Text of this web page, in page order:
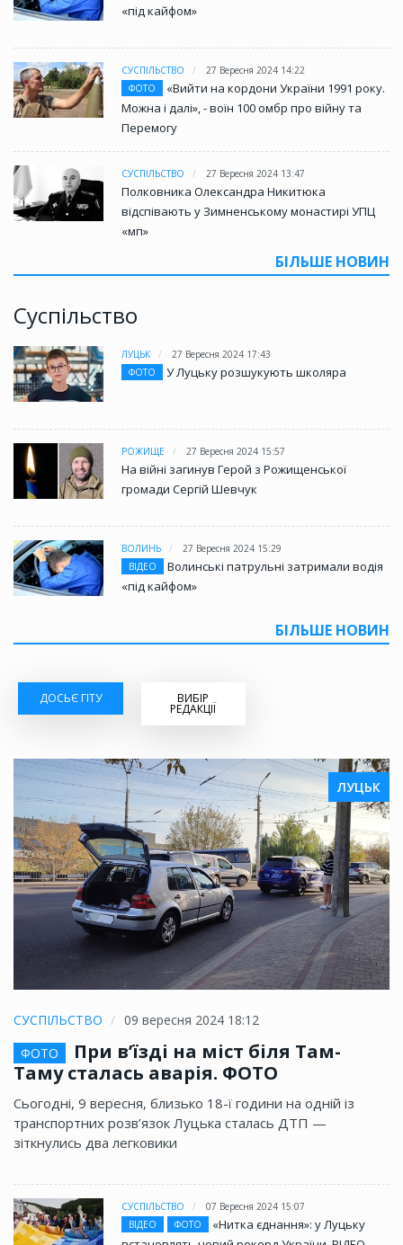
«під кайфом»
СУСПІЛЬСТВО
27 Вересня 2024 14:22
ФОТО
«Вийти на кордони України 1991 року.
Можна і далі», - воїн 100 омбр про війну та
Перемогу
СУСПІЛЬСТВО 27 Вересня 2024 13:47
Полковника Олександра Никитюка
відспівають у Зимненському монастирі УПЦ
«мп»
БІЛЬШЕ НОВИН
Суспільство
ЛУЦЬК
27 Вересня 2024 17:43
ФОТО
У Луцьку розшукують школяра
РОЖИЩЕ 27 Вересня 2024 15:57
На війні загинув Герой з Рожищенської
громади Сергій Шевчук
ВОЛИНЬ
27 Вересня 2024 15:29
ВІДЕО
Волинські патрульні затримали водія
«під кайфом»
БІЛЬШЕ НОВИН
ДОСЬЄ ГІТУ ВИБІР
РЕДАКЦІЇ
ЛУЦЬК
СУСПІЛЬСТВО
09 вересня 2024 18:12
ФОТО
При в’їзді на міст біля Там-
Таму сталась аварія. ФОТО
Сьогодні, 9 вересня, близько 18-ї години на одній із
транспортних розв’язок Луцька сталась ДТП —
зіткнулись два легковики
СУСПІЛЬСТВО
07 Вересня 2024 15:07
ВІДЕО
ФОТО
«Нитка єднання»: у Луцьку